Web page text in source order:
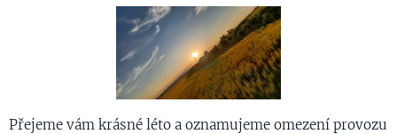
Přejeme vám krásné léto a oznamujeme omezení provozu